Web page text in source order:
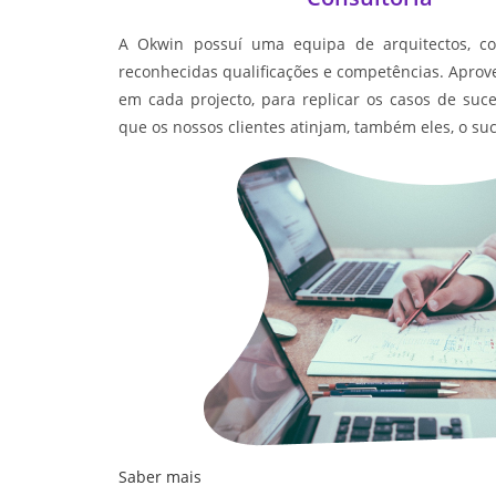
A Okwin possuí uma equipa de arquitectos,
reconhecidas qualificações e competências.
em cada projecto, para replicar os casos de
que os nossos clientes atinjam, também eles, o
Saber mais